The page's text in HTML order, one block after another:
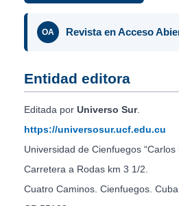
OA Revista en Acceso
Entidad editora
Editada por Universo Sur.
https://universosur.ucf.edu.cu
Universidad de Cienfuegos “Carlos
Carretera a Rodas km 3 1/2.
Cuatro Caminos. Cienfuegos. Cuba.